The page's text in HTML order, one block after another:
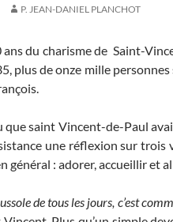
P. JEAN-DANIEL PLANCHOT
du charisme de Saint-
plus de onze mille
que saint Vincent-de-Paul
une réflexion sur
général : adorer, accueillir et
de tous les jours, c’est